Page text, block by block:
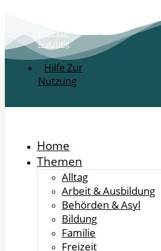
Hilfe Zur
Nutzung
Hilfe Zur
Nutzung
Home
Themen
Alltag
Arbeit & Ausbildung
Behörden & Asyl
Bildung
Familie
Freizeit